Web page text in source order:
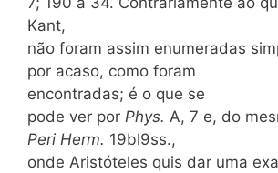
Kant,
não foram assim enumeradas
por acaso, como foram
encontradas; é o que se
pode ver por Phys. A, 7 e, do
Peri Herm. 19bl9ss.,
onde Aristóteles quis dar uma